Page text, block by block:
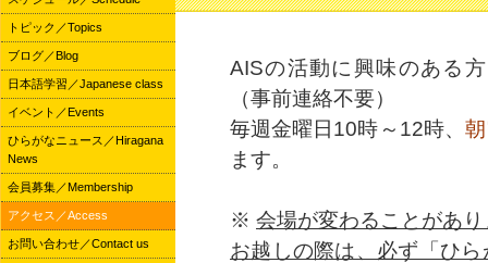
AISの活動に興味のある
（事前連絡不要）
毎週金曜日10時～12時、
ます。
※ 会場が変わることがあ
お越しの際は、必ず「ひ
トピック／Topics
ブログ／Blog
日本語学習／Japanese class
イベント／Events
ひらがなニュース／Hiragana
News
会員募集／Membership
アクセス／Access
お問い合わせ／Contact us